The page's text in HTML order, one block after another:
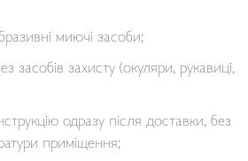
миючі засоби;
засобів захисту (окуляри, рукавиці,
одразу після доставки, без
приміщення;